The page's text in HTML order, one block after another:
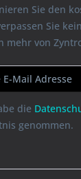
Sie den
Sie
mehr von
die
genommen.